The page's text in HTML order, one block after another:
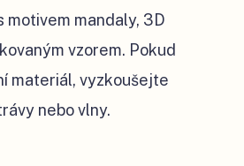
motivem mandaly, 3D
vzorem. Pokud
materiál, vyzkoušejte
nebo vlny.